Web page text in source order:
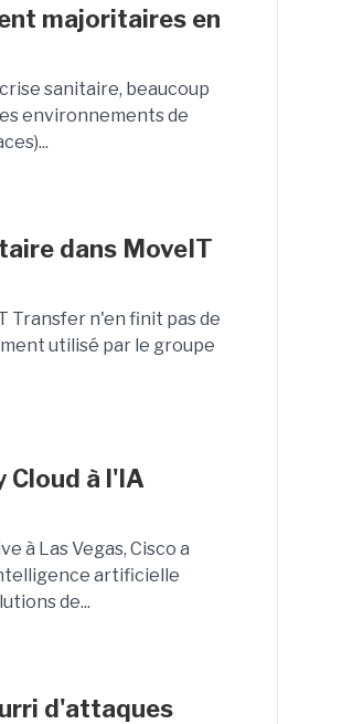
majoritaires en
sanitaire, beaucoup
environnements de
dans MoveIT
Transfer n'en finit pas de
utilisé par le groupe
Cloud à l'IA
à Las Vegas, Cisco a
artificielle
de...
d'attaques